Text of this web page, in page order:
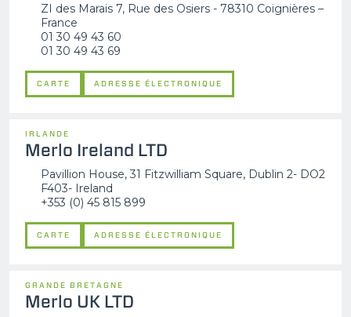
ZI des Marais 7, Rue des Osiers - 78310 Coignières –
France
01 30 49 43 60
01 30 49 43 69
CARTE ADRESSE ÉLECTRONIQUE
IRLANDE
Merlo Ireland LTD
Pavillion House, 31 Fitzwilliam Square, Dublin 2- DO2
F403- Ireland
+353 (0) 45 815 899
CARTE ADRESSE ÉLECTRONIQUE
GRANDE BRETAGNE
Merlo UK LTD